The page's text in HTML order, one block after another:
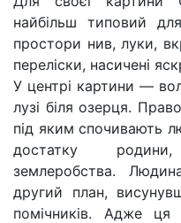
найбільш типовий
простори нив, луки,
переліски, насичені
У центрі картини —
лузі біля озерця.
під яким спочивають
достатку
землеробства.
другий план,
помічників. Адже ця